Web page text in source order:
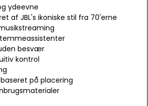
ydeevne
af JBL's ikoniske stil fra 70'erne
besvær
kontrol
på placering